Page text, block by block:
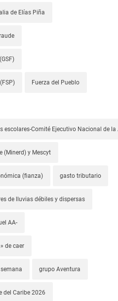
de Elías Piña
Fuerza del Pueblo
escolares-Comité Ejecutivo Nacional de la
(Minerd) y Mescyt
(fianza) gasto tributario
de lluvias débiles y dispersas
AA-
de caer
grupo Aventura
del Caribe 2026